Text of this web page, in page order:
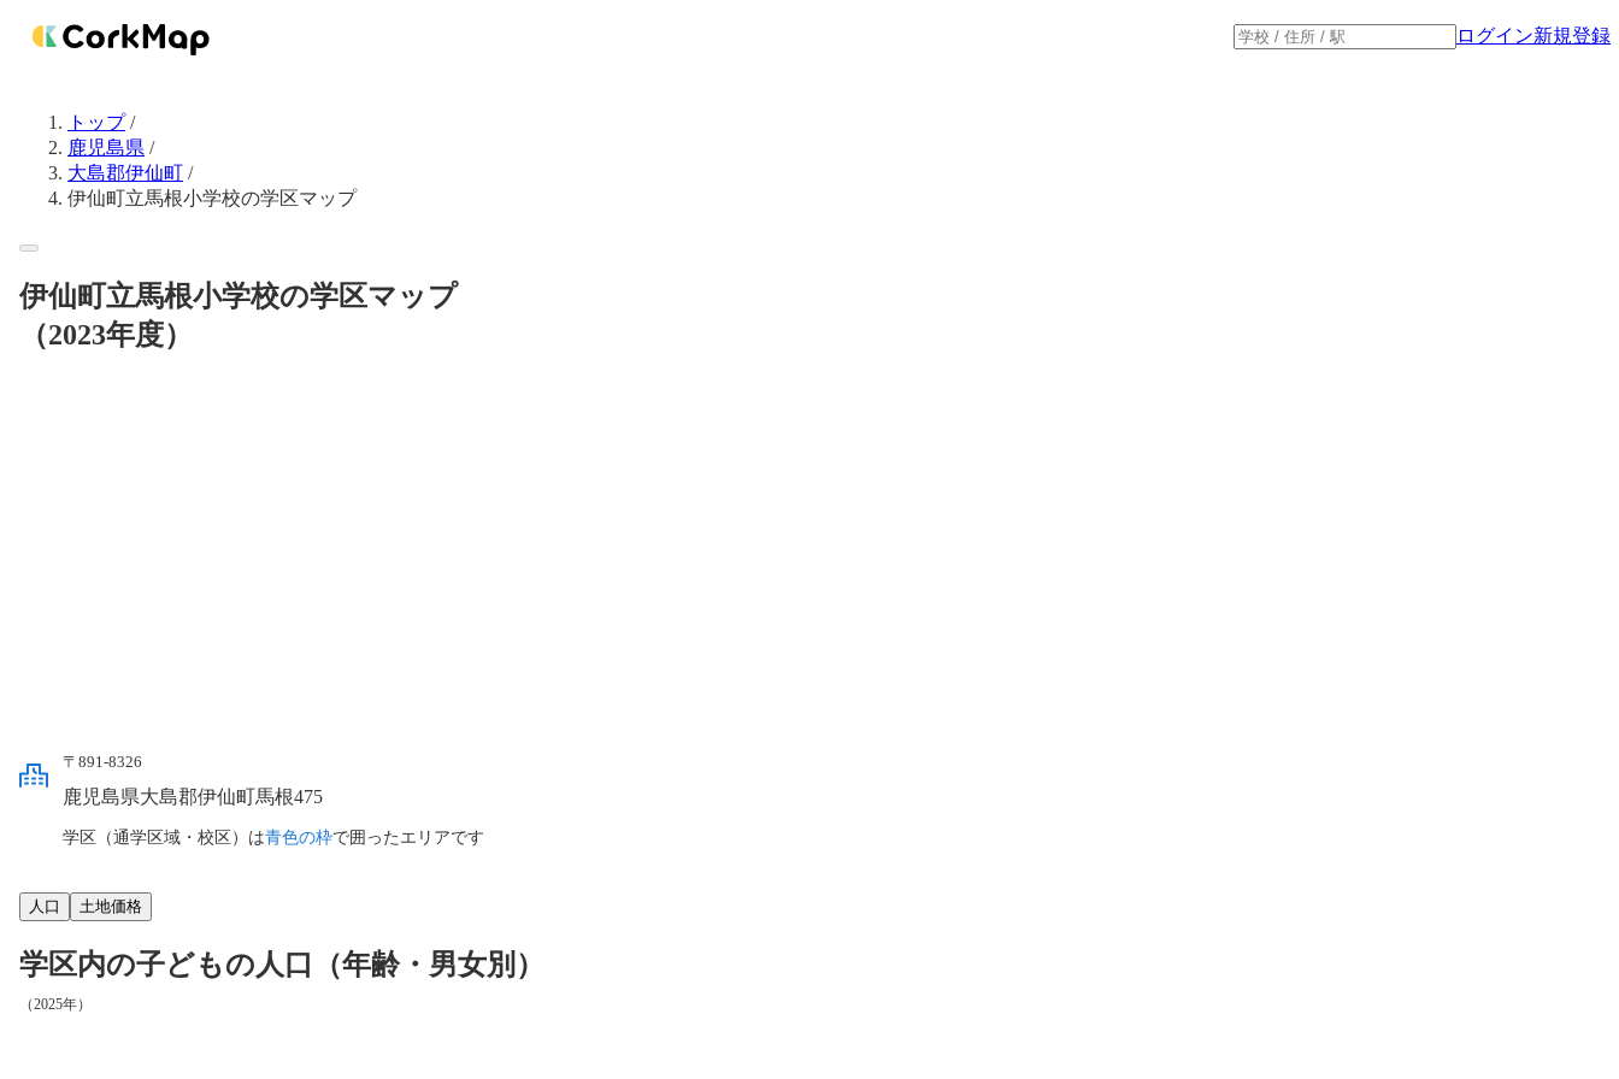
ログイン新規登録
トップ/
鹿児島県 /
大島郡伊仙町 /
伊仙町立馬根小学校の学区マップ
伊仙町立馬根小学校の学区マップ
（2023年度）
〒891-8326
鹿児島県大島郡伊仙町馬根475
学区（通学区域・校区）は青色の枠で囲ったエリアです
人口 土地価格
学区内の子どもの人口（年齢・男女別）
（2025年）